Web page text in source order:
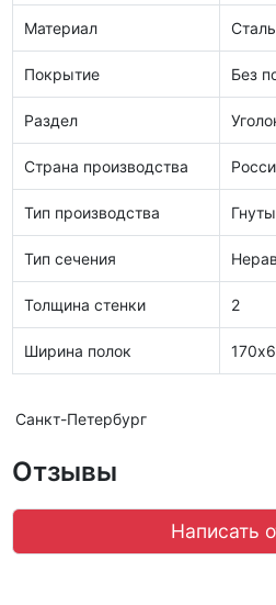
Материал Сталь
Покрытие Без
Раздел
Страна производства
Тип производства
Тип сечения
Толщина стенки 2
Ширина полок
Санкт-Петербург
Отзывы
Написать